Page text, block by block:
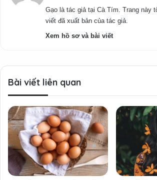
Gạo là tác giả tại Cà Tím. Trang này
viết đã xuất bản của tác giả.
Xem hồ sơ và bài viết
Bài viết liên quan